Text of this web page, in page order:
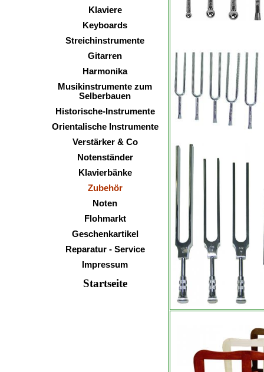
Klaviere
Keyboards
Streichinstrumente
Gitarren
Harmonika
Musikinstrumente zum
Selberbauen
Historische-Instrumente
Orientalische Instrumente
Verstärker & Co
Notenständer
Klavierbänke
Zubehör
Noten
Flohmarkt
Geschenkartikel
Reparatur - Service
Impressum
Startseite